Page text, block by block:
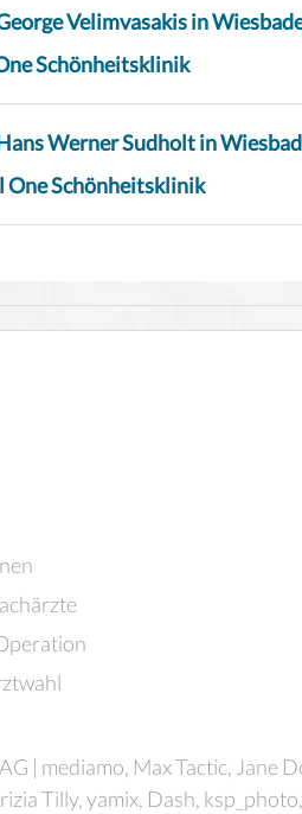
Velimvasakis in
Schönheitsklinik
Werner Sudholt in
One Schönheitsklinik
| mediamo, Max Tactic, Jane
Tilly, yamix, Dash, ksp_photo,